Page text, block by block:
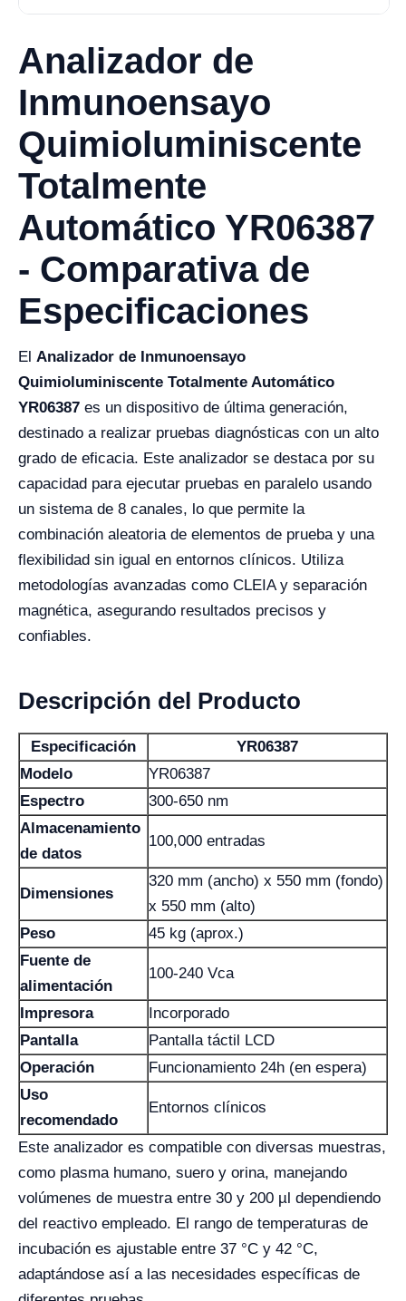
Analizador de
Inmunoensayo
Quimioluminiscente
Totalmente
Automático YR06387
- Comparativa de
Especificaciones
El Analizador de Inmunoensayo
Quimioluminiscente Totalmente Automático
YR06387 es un dispositivo de última generación,
destinado a realizar pruebas diagnósticas con un alto
grado de eficacia. Este analizador se destaca por su
capacidad para ejecutar pruebas en paralelo usando
un sistema de 8 canales, lo que permite la
combinación aleatoria de elementos de prueba y una
flexibilidad sin igual en entornos clínicos. Utiliza
metodologías avanzadas como CLEIA y separación
magnética, asegurando resultados precisos y
confiables.
Descripción del Producto
Especificación
YR06387
Modelo
YR06387
Espectro
300-650 nm
Almacenamiento
de datos
100,000 entradas
Dimensiones
320 mm (ancho) x 550 mm (fondo)
x 550 mm (alto)
Peso
45 kg (aprox.)
Fuente de
alimentación
100-240 Vca
Impresora
Incorporado
Pantalla
Pantalla táctil LCD
Operación
Funcionamiento 24h (en espera)
Uso
recomendado
Entornos clínicos
Este analizador es compatible con diversas muestras,
como plasma humano, suero y orina, manejando
volúmenes de muestra entre 30 y 200 µl dependiendo
del reactivo empleado. El rango de temperaturas de
incubación es ajustable entre 37 °C y 42 °C,
adaptándose así a las necesidades específicas de